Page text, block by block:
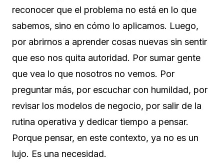
reconocer que el problema no está en lo que
sabemos, sino en cómo lo aplicamos. Luego,
por abrirnos a aprender cosas nuevas sin sentir
que eso nos quita autoridad. Por sumar gente
que vea lo que nosotros no vemos. Por
preguntar más, por escuchar con humildad, por
revisar los modelos de negocio, por salir de la
rutina operativa y dedicar tiempo a pensar.
Porque pensar, en este contexto, ya no es un
lujo. Es una necesidad.